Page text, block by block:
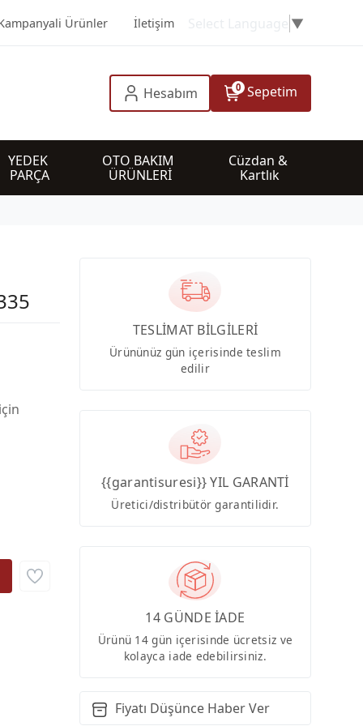
Ürünler İletişim ▼
Hesabım 0 Sepetim
YEDEK
PARÇA
OTO BAKIM
ÜRÜNLERİ
Cüzdan &
Kartlık
TESLİMAT BİLGİLERİ
Ürününüz gün içerisinde teslim
edilir
{{garantisuresi}} YIL GARANTİ
Üretici/distribütör garantilidir.
14 GÜNDE İADE
Ürünü 14 gün içerisinde ücretsiz ve
kolayca iade edebilirsiniz.
Fiyatı Düşünce Haber Ver